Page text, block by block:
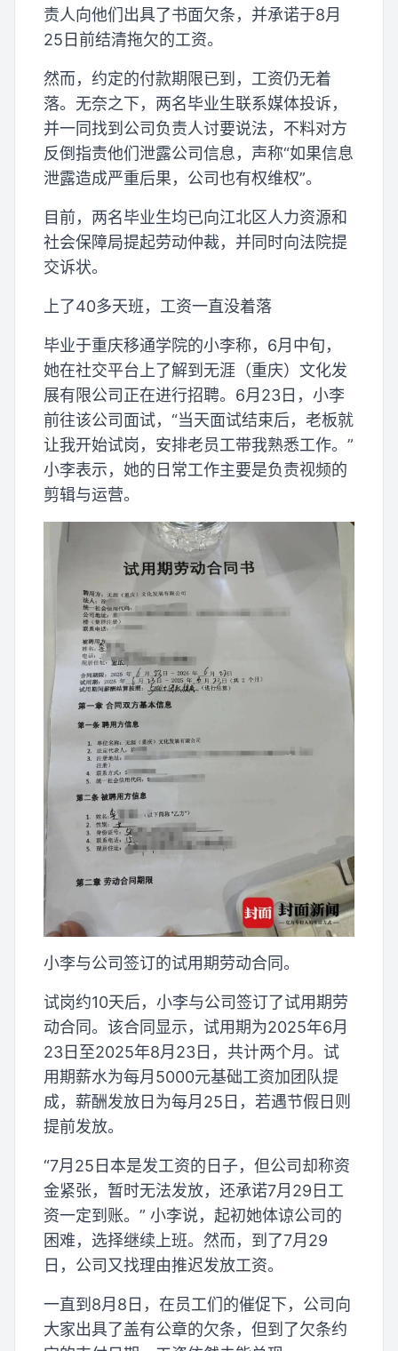
责人向他们出具了书面欠条，并承诺于8月
25日前结清拖欠的工资。
然而，约定的付款期限已到，工资仍无着
落。无奈之下，两名毕业生联系媒体投诉，
并一同找到公司负责人讨要说法，不料对方
反倒指责他们泄露公司信息，声称“如果信息
泄露造成严重后果，公司也有权维权”。
目前，两名毕业生均已向江北区人力资源和
社会保障局提起劳动仲裁，并同时向法院提
交诉状。
上了40多天班，工资一直没着落
毕业于重庆移通学院的小李称，6月中旬，
她在社交平台上了解到无涯（重庆）文化发
展有限公司正在进行招聘。6月23日，小李
前往该公司面试，“当天面试结束后，老板就
让我开始试岗，安排老员工带我熟悉工作。”
小李表示，她的日常工作主要是负责视频的
剪辑与运营。
小李与公司签订的试用期劳动合同。
试岗约10天后，小李与公司签订了试用期劳
动合同。该合同显示，试用期为2025年6月
23日至2025年8月23日，共计两个月。试
用期薪水为每月5000元基础工资加团队提
成，薪酬发放日为每月25日，若遇节假日则
提前发放。
“7月25日本是发工资的日子，但公司却称资
金紧张，暂时无法发放，还承诺7月29日工
资一定到账。” 小李说，起初她体谅公司的
困难，选择继续上班。然而，到了7月29
日，公司又找理由推迟发放工资。
一直到8月8日，在员工们的催促下，公司向
大家出具了盖有公章的欠条，但到了欠条约